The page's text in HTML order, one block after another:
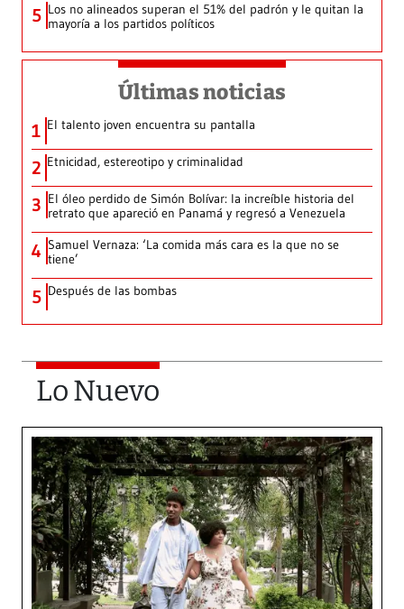
5 Los no alineados superan el 51% del padrón y le quitan la
mayoría a los partidos políticos
Últimas noticias
1 El talento joven encuentra su pantalla​
2 Etnicidad, estereotipo y criminalidad
3 El óleo perdido de Simón Bolívar: la increíble historia del
retrato que apareció en Panamá y regresó a Venezuela
4 Samuel Vernaza: ‘La comida más cara es la que no se
tiene’
5 Después de las bombas
Lo Nuevo